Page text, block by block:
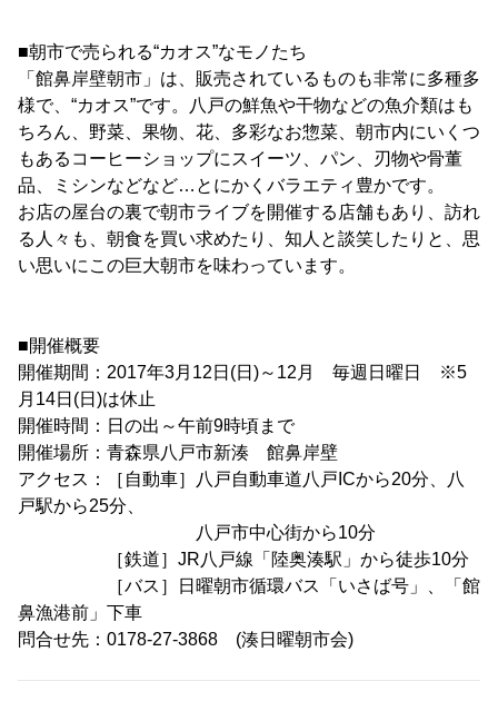
■朝市で売られる“カオス”なモノたち
「館鼻岸壁朝市」は、販売されているものも非常に多種多
様で、“カオス”です。八戸の鮮魚や干物などの魚介類はも
ちろん、野菜、果物、花、多彩なお惣菜、朝市内にいくつ
もあるコーヒーショップにスイーツ、パン、刃物や骨董
品、ミシンなどなど…とにかくバラエティ豊かです。
お店の屋台の裏で朝市ライブを開催する店舗もあり、訪れ
る人々も、朝食を買い求めたり、知人と談笑したりと、思
い思いにこの巨大朝市を味わっています。
■開催概要
開催期間：2017年3月12日(日)～12月 毎週日曜日 ※5
月14日(日)は休止
開催時間：日の出～午前9時頃まで
開催場所：青森県八戸市新湊 館鼻岸壁
アクセス：［自動車］八戸自動車道八戸ICから20分、八
戸駅から25分、
八戸市中心街から10分
［鉄道］JR八戸線「陸奥湊駅」から徒歩10分
［バス］日曜朝市循環バス「いさば号」、「館
鼻漁港前」下車
問合せ先：0178-27-3868 (湊日曜朝市会)